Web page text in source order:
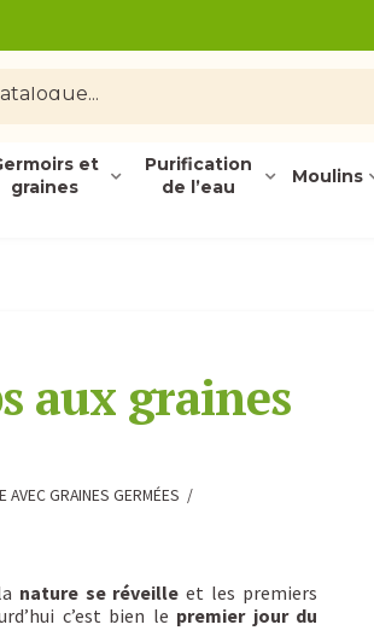
et
graines
Purification
de l’eau
Moulins
aux graines
AVEC GRAINES GERMÉES
nature se réveille et les premiers
c’est bien le premier jour du